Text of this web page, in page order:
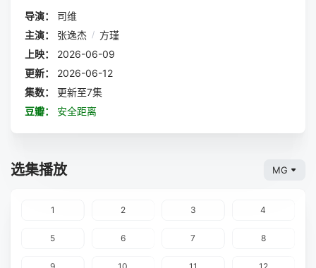
导演：
司维
主演：
张逸杰 / 方瑾
上映：
2026-06-09
更新：
2026-06-12
集数：
更新至7集
豆瓣：
安全距离
选集播放 MG
1 2 3 4
5 6 7 8